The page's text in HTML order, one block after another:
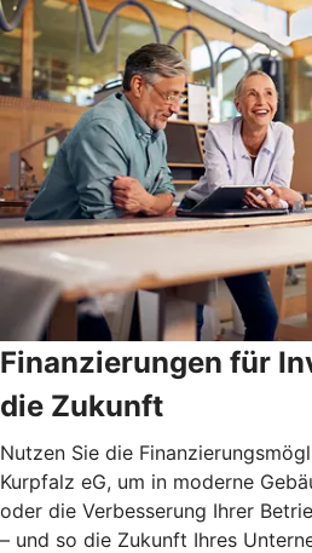
Finanzierungen für
die Zukunft
Nutzen Sie die
Kurpfalz eG, um in moderne
oder die Verbesserung Ihrer
– und so die Zukunft Ihres